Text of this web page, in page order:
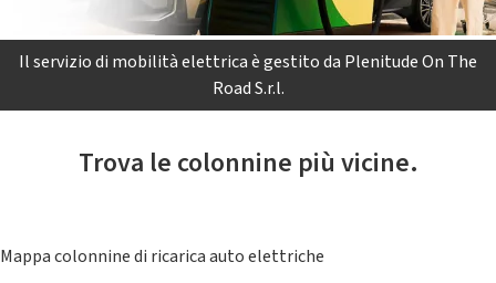
Il servizio di mobilità elettrica è gestito da Plenitude On The
Road S.r.l.
Trova le colonnine più vicine.
Mappa colonnine di ricarica auto elettriche